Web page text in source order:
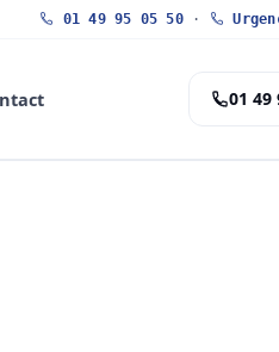
01 49 95 05 50·
01 49